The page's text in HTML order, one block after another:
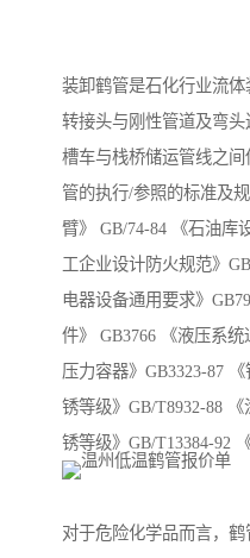
装卸鹤管是石化行业流
转接头与刚性管道及弯
槽车与栈桥储运管线之
管的执行/参照的标准及
臂》 GB/74-84 《石油库
工企业设计防火规范》
电器设备通用要求》
件》 GB3766 《液压系
压力容器》GB3323-87
锈等级》GB/T8932-88
锈等级》GB/T13384-92
对于危险化学品而言，